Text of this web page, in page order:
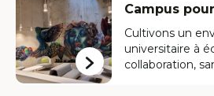
Campus
Cultivons un
universitaire à
collaboration,